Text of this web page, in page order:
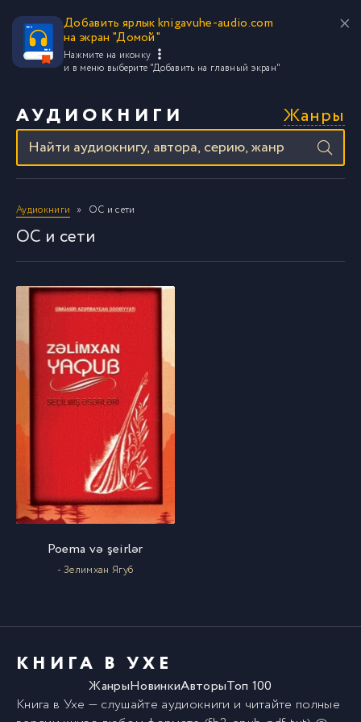
Добавить ярлык knigavuhe-audio.com
на экран "Домой"
Нажмите на иконку
и в меню выберите "Добавить на главный экран"
АУДИОКНИГИ Жанры
Аудиокниги ОС и сети
ОС и сети
Poema və şeirlər
- Зелимхан Ягуб
КНИГА В УХЕ
ЖанрыНовинкиАвторыТоп 100
Книга в Ухе — слушайте аудиокниги и читайте полные